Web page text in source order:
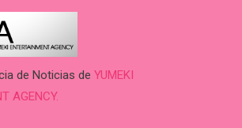
de Noticias de YUMEKI
AGENCY.